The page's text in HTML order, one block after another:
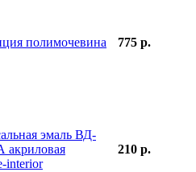
полимочевина 775 р.
эмаль ВД-
акриловая
interior
210 р.